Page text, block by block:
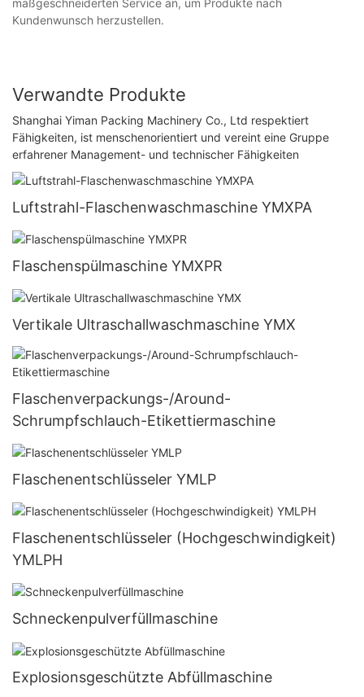
Kundenwunsch herzustellen.
Verwandte Produkte
Shanghai Yiman Packing Machinery Co., Ltd respektiert
Fähigkeiten, ist menschenorientiert und vereint eine Gruppe
erfahrener Management- und technischer Fähigkeiten
Luftstrahl-Flaschenwaschmaschine YMXPA
Flaschenspülmaschine YMXPR
Vertikale Ultraschallwaschmaschine YMX
Flaschenverpackungs-/Around-
Schrumpfschlauch-Etikettiermaschine
Flaschenentschlüsseler YMLP
Flaschenentschlüsseler (Hochgeschwindigkeit)
YMLPH
Schneckenpulverfüllmaschine
Explosionsgeschützte Abfüllmaschine